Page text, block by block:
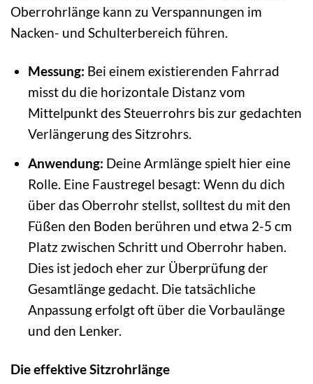
Oberrohrlänge kann zu Verspannungen im
Nacken- und Schulterbereich führen.
Messung: Bei einem existierenden Fahrrad
misst du die horizontale Distanz vom
Mittelpunkt des Steuerrohrs bis zur gedachten
Verlängerung des Sitzrohrs.
Anwendung: Deine Armlänge spielt hier eine
Rolle. Eine Faustregel besagt: Wenn du dich
über das Oberrohr stellst, solltest du mit den
Füßen den Boden berühren und etwa 2-5 cm
Platz zwischen Schritt und Oberrohr haben.
Dies ist jedoch eher zur Überprüfung der
Gesamtlänge gedacht. Die tatsächliche
Anpassung erfolgt oft über die Vorbaulänge
und den Lenker.
Die effektive Sitzrohrlänge